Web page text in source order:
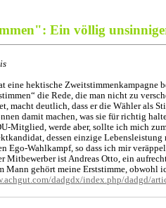
Ein völlig
eine hektische Zweitstimmenkampagne
die Rede, die man nicht zu
macht deutlich, dass er die Wähler als
damit machen, was sie für richtig
Mitglied, werde aber, sollte ich mich
dessen einzige
Ego-Wahlkampf, so dass ich mir
Mitbewerber ist Andreas Otto, ein
Mann gehört meine Erststimme, obwohl
dadgdx/index.php/dadgd/